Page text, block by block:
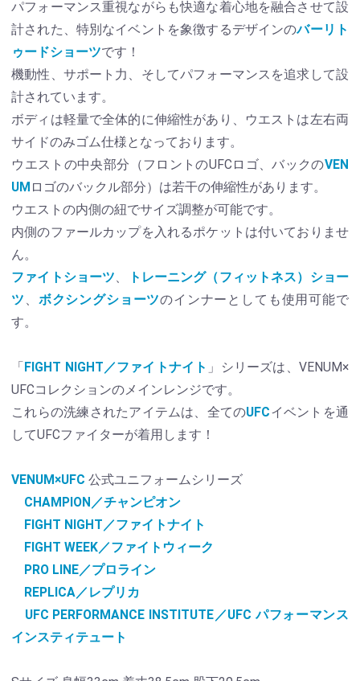
パフォーマンス重視ながらも快適な着心地を融合させて設
計された、特別なイベントを象徴するデザインのバーリト
ゥードショーツです！
機動性、サポート力、そしてパフォーマンスを追求して設
計されています。
ボディは軽量で全体的に伸縮性があり、ウエストは左右両
サイドのみゴム仕様となっております。
ウエストの中央部分（フロントのUFCロゴ、バックのVEN
UM ロゴのバックル部分）は若干の伸縮性があります。
ウエストの内側の紐でサイズ調整が可能です。
内側のファールカップを入れるポケットは付いておりませ
ん。
ファイトショーツ、
トレーニング（フィットネス）ショー
ツ 、 ボクシングショーツのインナーとしても使用可能で
す。
「 FIGHT NIGHT／ファイトナイト 」シリーズは、VENUM×
UFCコレクションのメインレンジです。
これらの洗練されたアイテムは、全てのUFCイベントを通
してUFCファイターが着用します！
VENUM×UFC 公式ユニフォームシリーズ
CHAMPION／チャンピオン
FIGHT NIGHT／ファイトナイト
FIGHT WEEK／ファイトウィーク
PRO LINE／プロライン
REPLICA／レプリカ
UFC PERFORMANCE INSTITUTE／UFC パフォーマンス
インスティテュート